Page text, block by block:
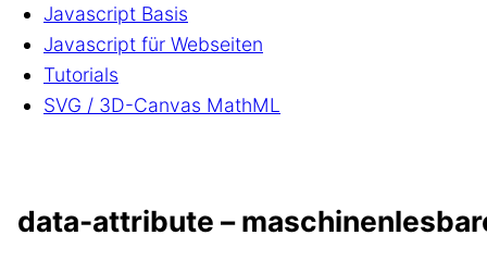
Javascript Basis
Javascript für Webseiten
Tutorials
SVG / 3D-Canvas MathML
data-attribute –